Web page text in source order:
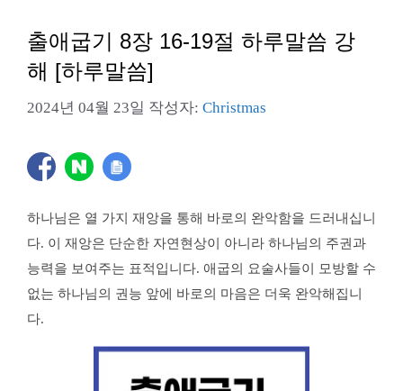
출애굽기 8장 16-19절 하루말씀 강
해 [하루말씀]
2024년 04월 23일 작성자: Christmas
하나님은 열 가지 재앙을 통해 바로의 완악함을 드러내십니
다. 이 재앙은 단순한 자연현상이 아니라 하나님의 주권과
능력을 보여주는 표적입니다. 애굽의 요술사들이 모방할 수
없는 하나님의 권능 앞에 바로의 마음은 더욱 완악해집니
다.